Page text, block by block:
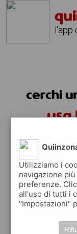
cerchi
usa
trovi le
Utilizziamo i
navigazione
preferenze.
all'uso di tutti i
"Impostazioni"